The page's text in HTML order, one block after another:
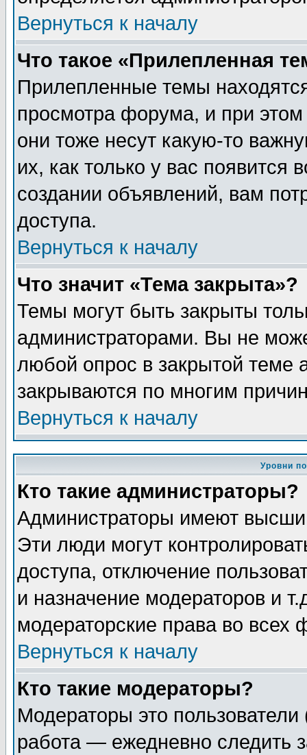
Вернуться к началу
Что такое «Прилепленная
Прилепленные темы
просмотра форума, и при
они тоже несут какую-то
их, как только у вас появится
создании объявлений, вам
доступа.
Вернуться к началу
Что значит «Тема закрыта»?
Темы могут быть закрыты
администраторами. Вы не
любой опрос в закрытой теме
закрываются по многим
Вернуться к началу
Уровни
Кто такие администраторы?
Администраторы имеют
Эти люди могут
доступа, отключение
и назначение модераторов и
модераторские права во всех
Вернуться к началу
Кто такие модераторы?
Модераторы это
работа — ежедневно следить